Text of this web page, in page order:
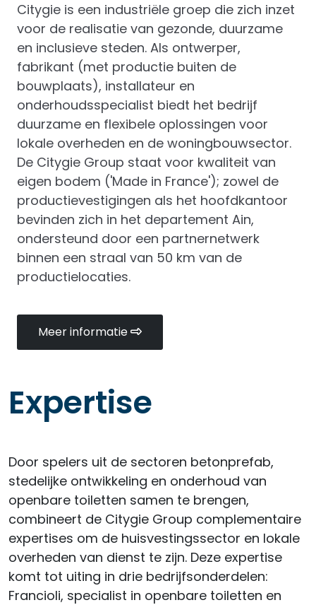
Citygie is een industriële groep die zich inzet
voor de realisatie van gezonde, duurzame
en inclusieve steden. Als ontwerper,
fabrikant (met productie buiten de
bouwplaats), installateur en
onderhoudsspecialist biedt het bedrijf
duurzame en flexibele oplossingen voor
lokale overheden en de woningbouwsector.
De Citygie Group staat voor kwaliteit van
eigen bodem ('Made in France'); zowel de
productievestigingen als het hoofdkantoor
bevinden zich in het departement Ain,
ondersteund door een partnernetwerk
binnen een straal van 50 km van de
productielocaties.
Meer informatie
Expertise
Door spelers uit de sectoren betonprefab,
stedelijke ontwikkeling en onderhoud van
openbare toiletten samen te brengen,
combineert de Citygie Group complementaire
expertises om de huisvestingssector en lokale
overheden van dienst te zijn. Deze expertise
komt tot uiting in drie bedrijfsonderdelen:
Francioli, specialist in openbare toiletten en